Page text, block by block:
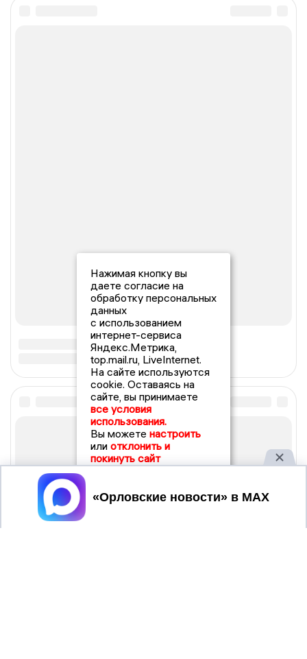
Нажимая кнопку вы
даете согласие на
обработку персональных
данных
с использованием
интернет-сервиса
Яндекс.Метрика,
top.mail.ru, LiveInternet.
На сайте используются
cookie. Оставаясь на
сайте, вы принимаете
все условия
использования.
Вы можете настроить
или отклонить и
покинуть сайт
Принять